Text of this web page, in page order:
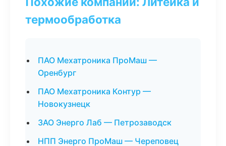
термообработка
ПАО Мехатроника ПроМаш —
Оренбург
ПАО Мехатроника Контур —
Новокузнецк
ЗАО Энерго Лаб — Петрозаводск
НПП Энерго ПроМаш — Череповец